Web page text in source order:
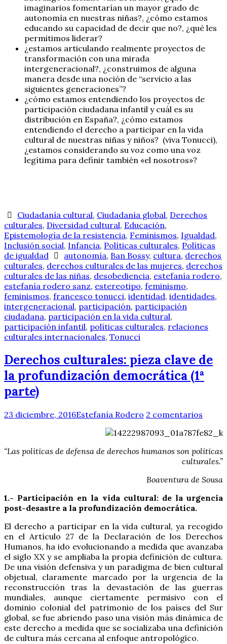
imaginarios fomentarían un mayor grado de
autonomía en nuestras niñas?, ¿cómo estamos
educando su capacidad de decir que no?, ¿qué les
permitimos liderar?
¿estamos articulando realmente proyectos de
transformación con una mirada
intergeneracional?, ¿construimos de alguna
manera desde una noción de “servicio a las
siguientes generaciones”?
¿cómo estamos entendiendo los proyectos de
participación ciudadana infantil y cuál es su
distribución en España?, ¿cómo estamos
entendiendo el derecho a participar en la vida
cultural de nuestras niñas y niños? (viva Tonucci),
¿estamos considerando su voz como una voz
legítima para definir también «el nosotros»?
Ciudadanía cultural, Ciudadanía global, Derechos
culturales, Diversidad cultural, Educación,
Epistemología de la resistencia, Feminismos, Igualdad,
Inclusión social, Infancia, Políticas culturales, Políticas
de igualdad
autonomía, Ban Bossy, cultura, derechos
culturales, derechos culturales de las mujeres, derechos
culturales de las niñas, desobediencia, estefanía rodero,
estefanía rodero sanz, estereotipo, feminismo,
feminismos, francesco tonucci, identidad, identidades,
intergeneracional, participación, participación
ciudadana, participación en la vida cultural,
participación infantil, políticas culturales, relaciones
culturales internacionales, Tonucci
Derechos culturales: pieza clave de
la profundización democrática (1ª
parte)
23 diciembre, 2016Estefanía Rodero 2 comentarios
“Las políticas de defensa de derechos humanos son políticas
culturales.”
Boaventura de Sousa
1.- Participación en la vida cultural: de la urgencia
post-desastre a la profundización democrática.
El derecho a participar en la vida cultural, ya recogido
en el Artículo 27 de la Declaración de los Derechos
Humanos, ha ido evolucionando a medida que avanzaba
el siglo XX y se ampliaba la propia definición de cultura.
De una visión defensiva y un paradigma de bien cultural
objetual, claramente marcado por la urgencia de la
reconstrucción tras la devastación de las guerras
mundiales, aunque ciertamente permisivo con el
dominio colonial del patrimonio de los países del Sur
global, se fue abriendo paso una visión más dinámica de
este derecho a medida que se socializaba una definición
de cultura más cercana al enfoque antropológico.